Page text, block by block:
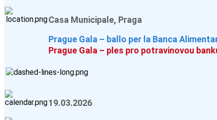
Casa Municipale, Praga
Prague Gala – ballo per la Banca
Prague Gala – ples pro potravinovou
19.03.2026